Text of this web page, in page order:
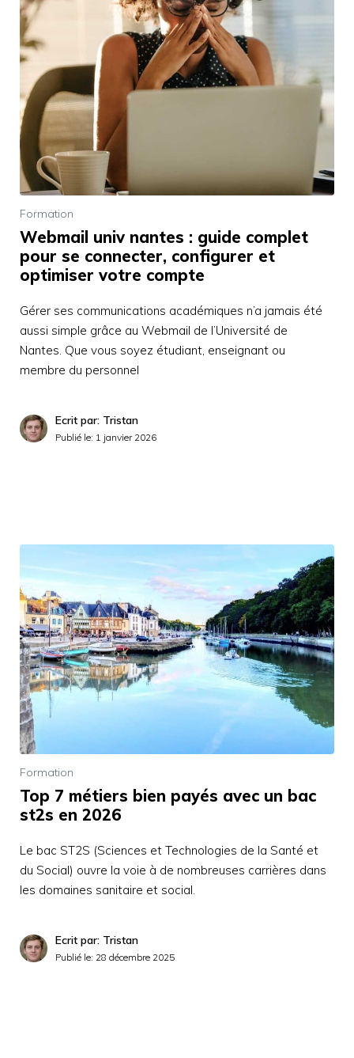
Formation
Webmail univ nantes : guide complet
pour se connecter, configurer et
optimiser votre compte
Gérer ses communications académiques n’a jamais été
aussi simple grâce au Webmail de l’Université de
Nantes. Que vous soyez étudiant, enseignant ou
membre du personnel
Ecrit par: Tristan
Publié le: 1 janvier 2026
Formation
Top 7 métiers bien payés avec un bac
st2s en 2026
Le bac ST2S (Sciences et Technologies de la Santé et
du Social) ouvre la voie à de nombreuses carrières dans
les domaines sanitaire et social.
Ecrit par: Tristan
Publié le: 28 décembre 2025